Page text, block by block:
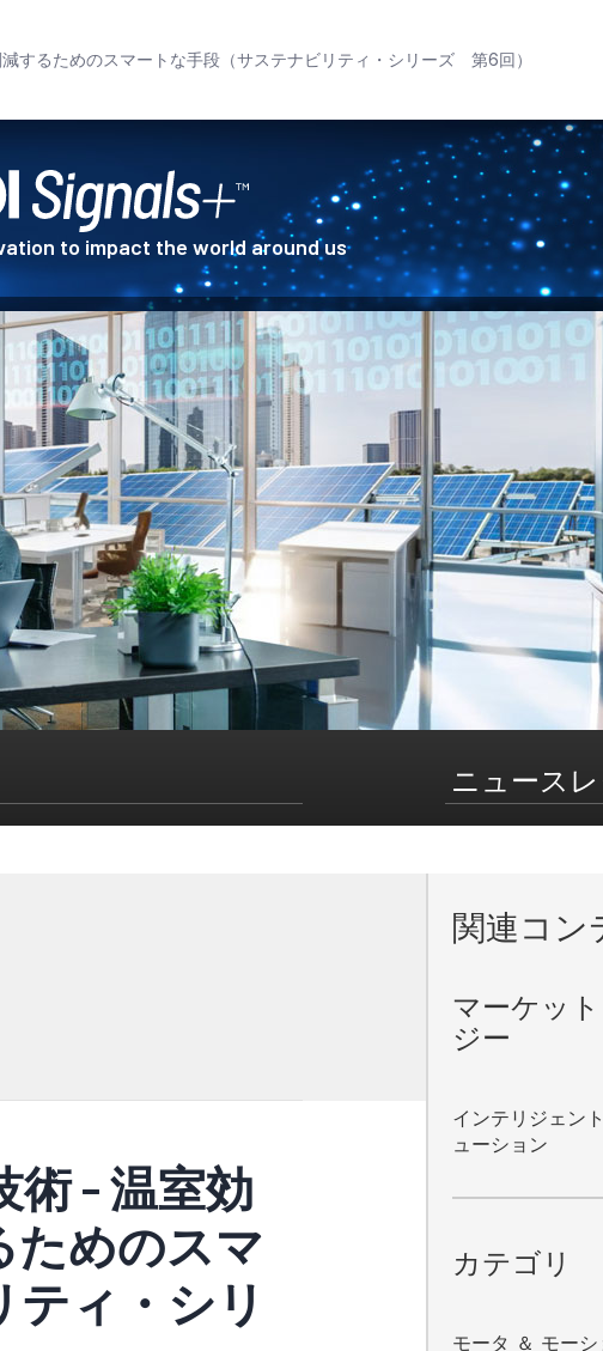
するためのスマートな手段（サステナビリティ・シリーズ 第6回）
to impact the world around us
ニュース
に関する最新情報をお届けします。
よびその子会社からマーケティング情報を受け取ることに同意
なります。 プライバシー設定
・マネージャです。産業用オー
接やり取りすることで、サステ
・デバイセズの様々な技術を活
った分野でお客様が目標を達成
体企業、エレクトロニクス企業
アリングに関する様々な職務を
術 - 温室効
ためのスマ
ィ・シリ
関連コン
マーケッ
ジー
インテリジェン
ューション
カテゴリ
モータ ＆ モー